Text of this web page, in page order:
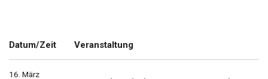
Datum/Zeit Veranstaltung
16. März